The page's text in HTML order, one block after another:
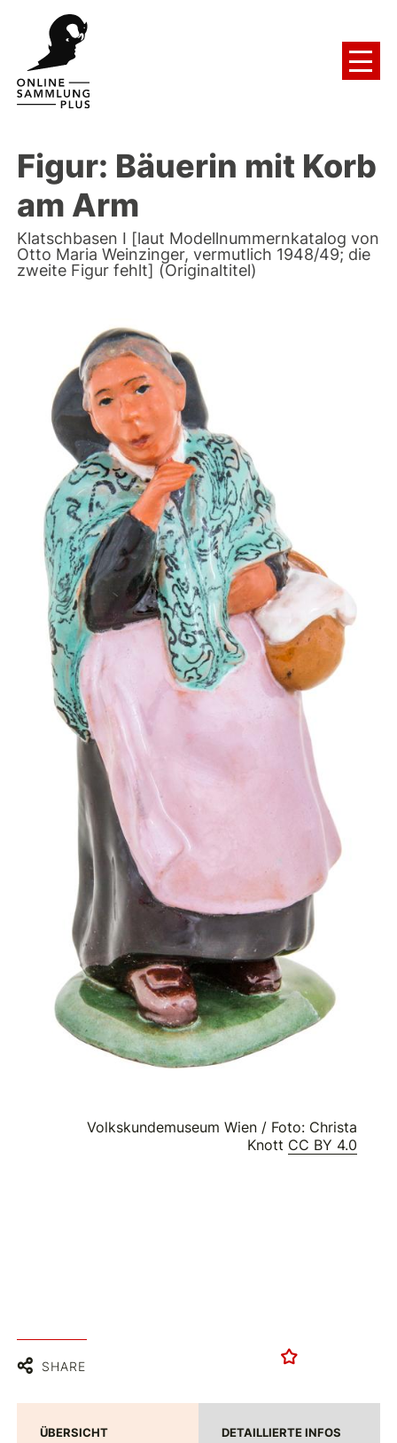
Figur: Bäuerin mit Korb
am Arm
Klatschbasen I [laut Modellnummernkatalog von
Otto Maria Weinzinger, vermutlich 1948/49; die
zweite Figur fehlt] (Originaltitel)
Volkskundemuseum Wien / Foto: Christa
Knott CC BY 4.0
SHARE
ÜBERSICHT DETAILLIERTE INFOS